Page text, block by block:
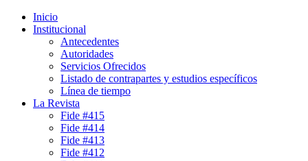
Inicio
Institucional
Antecedentes
Autoridades
Servicios Ofrecidos
Listado de contrapartes y estudios específicos
Línea de tiempo
La Revista
Fide #415
Fide #414
Fide #413
Fide #412